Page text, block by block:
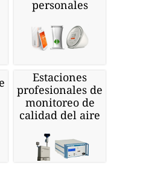
personales
Estaciones
profesionales de
monitoreo de
calidad del aire